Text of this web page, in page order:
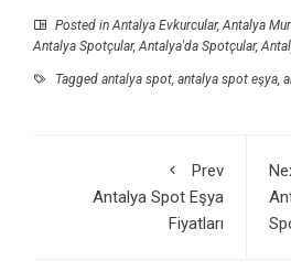
Posted in Antalya Evkurcular, Antalya
Antalya Spotçular, Antalya'da Spotçular,
Tagged antalya spot antalya spot eşya
Prev
Antalya Spot Eşya
Fiyatları